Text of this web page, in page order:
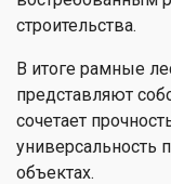
строительства.
В итоге рамные
представляют
сочетает
универсальность
объектах.